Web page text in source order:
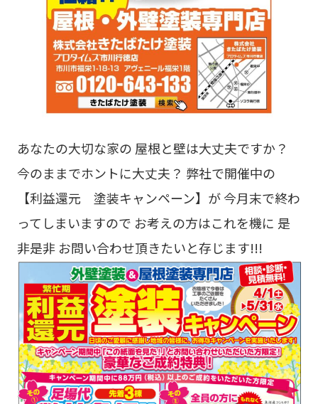
あなたの大切な家の 屋根と壁は大丈夫ですか？
今のままでホントに大丈夫？ 弊社で開催中の
【利益還元 塗装キャンペーン】が 今月末で終わ
ってしまいますので お考えの方はこれを機に 是
非是非 お問い合わせ頂きたいと存じます!!!